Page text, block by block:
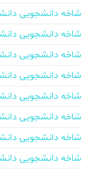
شاخه دانشجویی
شاخه دانشجویی
شاخه دانشجویی
شاخه دانشجویی
شاخه دانشجویی
شاخه دانشجویی
شاخه دانشجویی
شاخه دانشجویی